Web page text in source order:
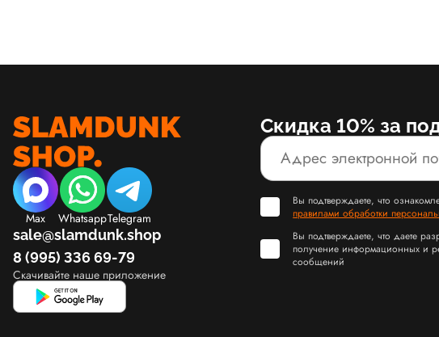
Max WhatsappTelegram
sale@slamdunk.shop
8 (995) 336 69-79
Скачивайте наше приложение
Скидка 10% за
Вы подтверждаете, что
правилами обработки
Вы подтверждаете, что даете
получение информационных и
сообщений